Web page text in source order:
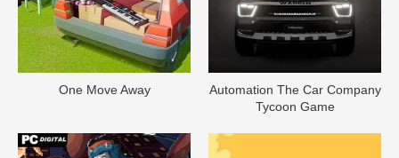
One Move Away
Automation The Car Company
Tycoon Game